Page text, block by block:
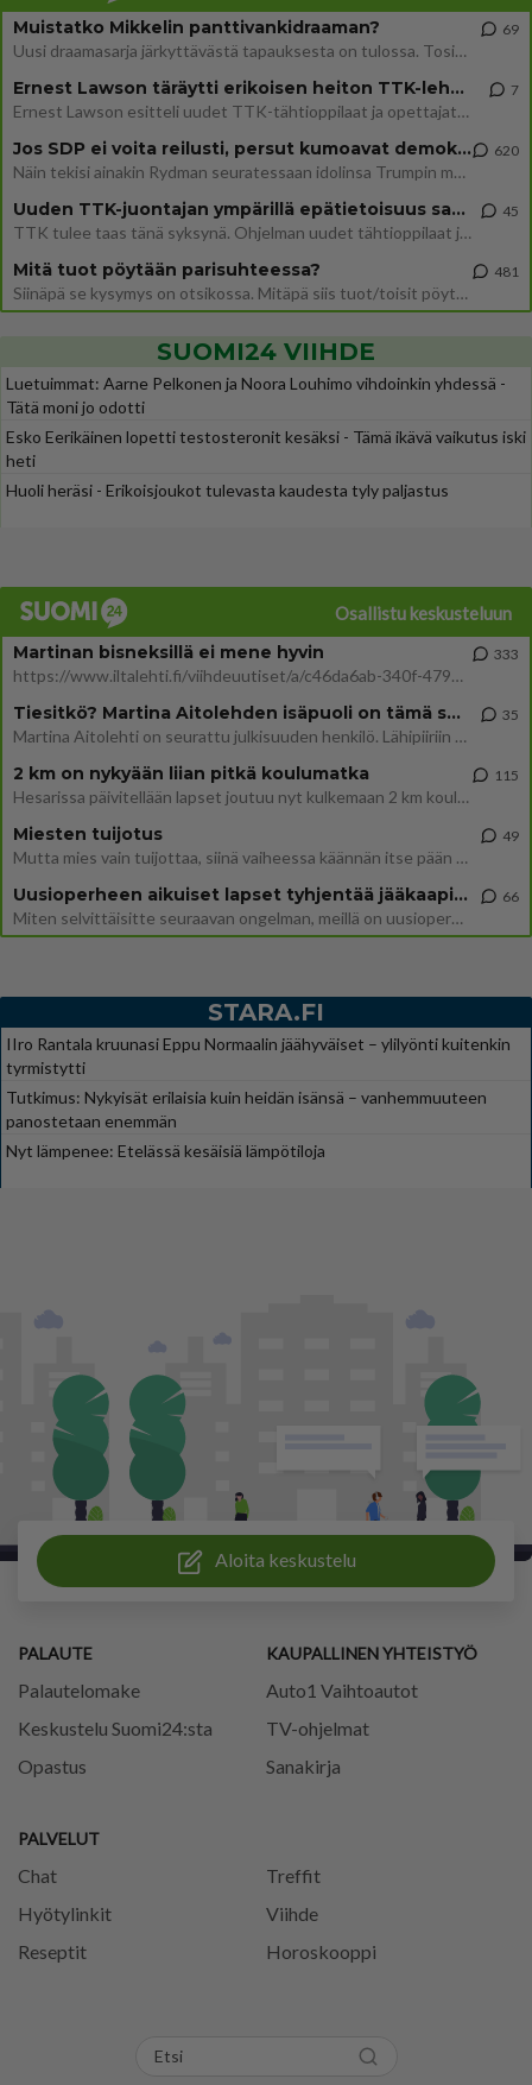
Muistatko Mikkelin panttivankidraaman?
Uusi draamasarja järkyttävästä tapauksesta on tulossa. Tositapahtumiin perustuva sarja ammentaa vuoden 1986 Mikkelin pan
69
Ernest Lawson täräytti erikoisen heiton TTK-lehdistötilaisuudessa: " Onko tässä tarkoituksena...?"
Ernest Lawson esitteli uudet TTK-tähtioppilaat ja opettajat torstaina 6.8. lehdistölle. Tulevalla kaudella on yksi hausk
7
Jos SDP ei voita reilusti, persut kumoavat demokratian Suomesta
Näin tekisi ainakin Rydman seuratessaan idolinsa Trumpin mallia https://www.is.fi/politiikka/art-2000012187244.html
620
Uuden TTK-juontajan ympärillä epätietoisuus sakenee - Nyt MTV hämmentää soppaa
TTK tulee taas tänä syksynä. Ohjelman uudet tähtioppilaat julkistetaan torstaina 6. elokuuta klo 14 alkavassa lehdistö
45
Mitä tuot pöytään parisuhteessa?
Siinäpä se kysymys on otsikossa. Mitäpä siis tuot/toisit pöytään parisuhteessa? Oletko mies vai nainen? Koetko sen mitä
481
SUOMI24 VIIHDE
Luetuimmat: Aarne Pelkonen ja Noora Louhimo vihdoinkin yhdessä -
Tätä moni jo odotti
Esko Eerikäinen lopetti testosteronit kesäksi - Tämä ikävä vaikutus iski
heti
Huoli heräsi - Erikoisjoukot tulevasta kaudesta tyly paljastus
Osallistu keskusteluun
Martinan bisneksillä ei mene hyvin
https://www.iltalehti.fi/viihdeuutiset/a/c46da6ab-340f-4790-aaa7-0865eed2336 Yrityksen konkurssihakemus on tullut kärä
333
Tiesitkö? Martina Aitolehden isäpuoli on tämä suosittu laulaja
Martina Aitolehti on seurattu julkisuuden henkilö. Lähipiiriin mahtuu muitakin tunnettuja henkilöitä. Tiesitkö, että Ma
35
2 km on nykyään liian pitkä koulumatka
Hesarissa päivitellään lapset joutuu nyt kulkemaan 2 km kouluun jösses. Ruostefillarilla tuo matka menee vaikka miten äk
115
Miesten tuijotus
Mutta mies vain tuijottaa, siinä vaiheessa käännän itse pään pois. Mikä juttu? Yleensä jos joku tuijottaa tai katsoo, hä
49
Uusioperheen aikuiset lapset tyhjentää jääkaapin käydessään
Miten selvittäisitte seuraavan ongelman, meillä on uusioperhe, minulla teini-ikäiset lapset ja puolisolla aikuiset, jotk
66
STARA.FI
IIro Rantala kruunasi Eppu Normaalin jäähyväiset – ylilyönti kuitenkin
tyrmistytti
Tutkimus: Nykyisät erilaisia kuin heidän isänsä – vanhemmuuteen
panostetaan enemmän
Nyt lämpenee: Etelässä kesäisiä lämpötiloja
Aloita keskustelu
PALAUTE
Palautelomake
Keskustelu Suomi24:sta
Opastus
PALVELUT
Chat
Treffit
Hyötylinkit
Viihde
Reseptit
Horoskooppi
KAUPALLINEN YHTEISTYÖ
Auto1 Vaihtoautot
TV-ohjelmat
Sanakirja